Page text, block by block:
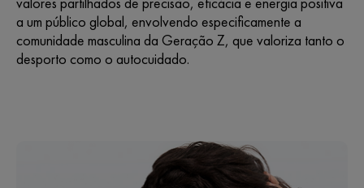
a um público global, envolvendo especificamente a
comunidade masculina da Geração Z, que valoriza tanto o
desporto como o autocuidado.